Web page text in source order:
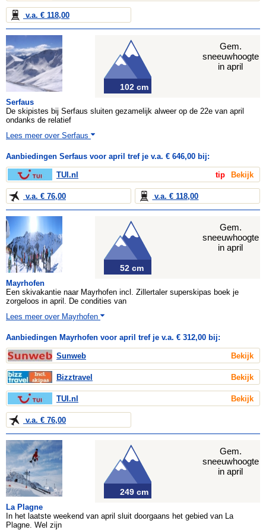
v.a. € 118,00
Serfaus
De skipistes bij Serfaus sluiten gezamelijk alweer op de 22e van april
ondanks de relatief
Lees meer over Serfaus
102 cm
Gem.
sneeuwhoogte
in april
Aanbiedingen Serfaus voor april tref je v.a. € 646,00 bij:
TUI.nl tip Bekijk
v.a. € 76,00 v.a. € 118,00
Mayrhofen
Een skivakantie naar Mayrhofen incl. Zillertaler superskipas boek je
zorgeloos in april. De condities van
Lees meer over Mayrhofen
52 cm
Gem.
sneeuwhoogte
in april
Aanbiedingen Mayrhofen voor april tref je v.a. € 312,00 bij:
Sunweb Bekijk
Bizztravel Bekijk
TUI.nl Bekijk
v.a. € 76,00
La Plagne
In het laatste weekend van april sluit doorgaans het gebied van La
Plagne. Wel zijn
249 cm
Gem.
sneeuwhoogte
in april